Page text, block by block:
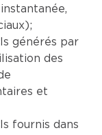
générés par
des
et
fournis dans